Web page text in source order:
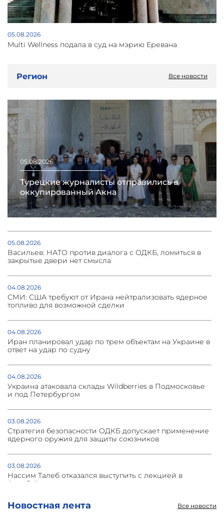
Новостная лента Все новости
05.08.2026
Multi Wellness подала в суд на мэрию Еревана
Регион Все новости
05.08.2026
Турецкие журналисты отправились в
оккупированный Акна
05.08.2026
Васильев: НАТО против диалога с ОДКБ, ломиться в
закрытые двери нет смысла
04.08.2026
СМИ: США требуют от Ирана нейтрализовать ядерное
топливо для возможной сделки
04.08.2026
Иран планировал удар по трем объектам на Украине в
ответ на удар по судну
04.08.2026
Украина атаковала склады Wildberries в Подмосковье
и под Петербургом
03.08.2026
Стратегия безопасности ОДКБ допускает применение
ядерного оружия для защиты союзников
03.08.2026
Нассим Талеб отказался выступить с лекцией в
Азербайджане
31.07.2026